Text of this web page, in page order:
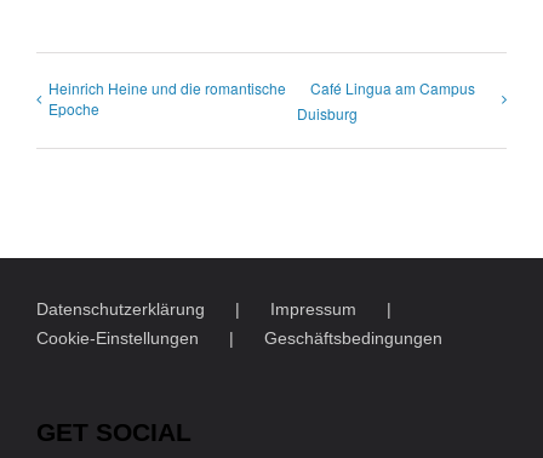
Heinrich Heine und die romantische
Epoche
Café Lingua am Campus
Duisburg
Datenschutzerklärung
Impressum
Cookie-Einstellungen
Geschäftsbedingungen
GET SOCIAL